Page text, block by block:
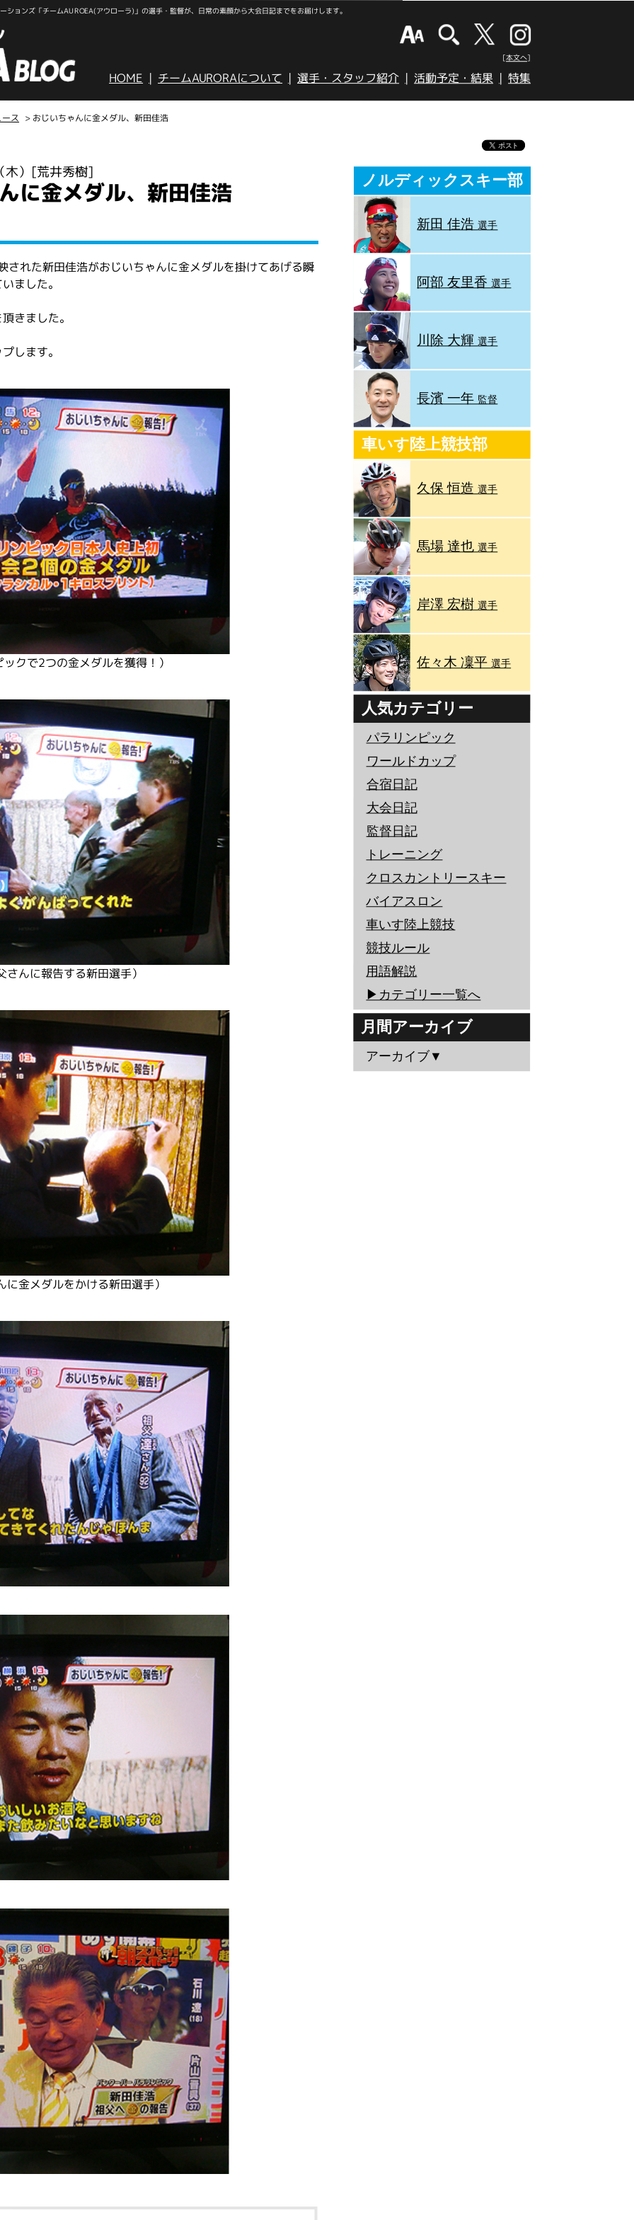
ョンズ「チームAUROEA(アウローラ)」の選手・監督が、日常の素顔から大会日記までをお届けします。
[本文へ]
HOME チームAURORAについて 選手・スタッフ紹介 活動予定・結果 特集
ス > おじいちゃんに金メダル、新田佳浩
） [荒井秀樹]
に金メダル、新田佳浩
された新田佳浩がおじいちゃんに金メダルを掛けてあげる瞬
ました。
きました。
します。
クで2つの金メダルを獲得！）
さんに報告する新田選手）
に金メダルをかける新田選手）
ノルディックスキー部
新田 佳浩選手
阿部 友里香選手
川除 大輝選手
長濱 一年 監督
車いす陸上競技部
久保 恒造選手
馬場 達也選手
岸澤 宏樹選手
佐々木 凜平選手
人気カテゴリー
パラリンピック
ワールドカップ
合宿日記
大会日記
監督日記
トレーニング
クロスカントリースキー
バイアスロン
車いす陸上競技
競技ルール
用語解説
▶︎カテゴリー一覧へ
月間アーカイブ
アーカイブ▼